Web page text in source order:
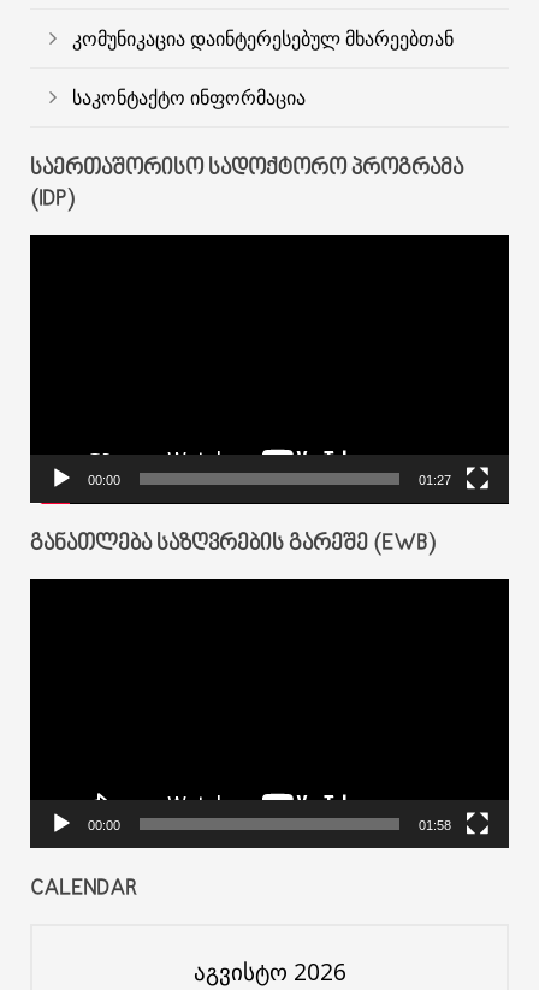
კომუნიკაცია დაინტერესებულ მხარეებთან
საკონტაქტო ინფორმაცია
ᲡᲐᲔᲠᲗᲐᲨᲝᲠᲘᲡᲝ ᲡᲐᲓᲝᲥᲢᲝᲠᲝ ᲞᲠᲝᲒᲠᲐᲛᲐ
(IDP)
00:00 01:27
ᲒᲐᲜᲐᲗᲚᲔᲑᲐ ᲡᲐᲖᲦᲕᲠᲔᲑᲘᲡ ᲒᲐᲠᲔᲨᲔ (EWB)
00:00 01:58
CALENDAR
აგვისტო 2026